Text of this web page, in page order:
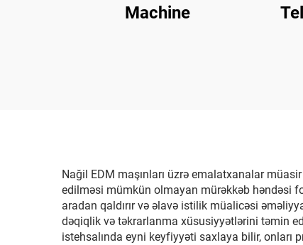
Machine
Nağil EDM maşınları üzrə emalatxanalar
edilməsi mümkün olmayan mürəkkəb həndəsi
aradan qaldırır və əlavə istilik müalicəsi
dəqiqlik və təkrarlanma xüsusiyyətlərini təmin
istehsalında eyni keyfiyyəti saxlaya bilir, onları